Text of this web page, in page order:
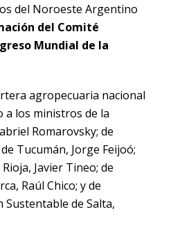
del Noroeste Argentino
del Comité
Mundial de la
agropecuaria nacional
a los ministros de la
Romarovsky; de
Tucumán, Jorge Feijoó;
Javier Tineo; de
Raúl Chico; y de
Sustentable de Salta,